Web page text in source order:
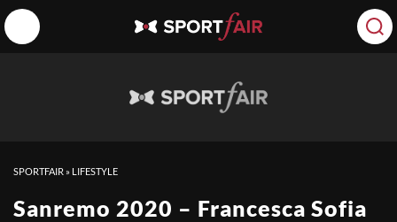
SPORTFAIR » LIFESTYLE
Sanremo 2020 – Francesca Sofia